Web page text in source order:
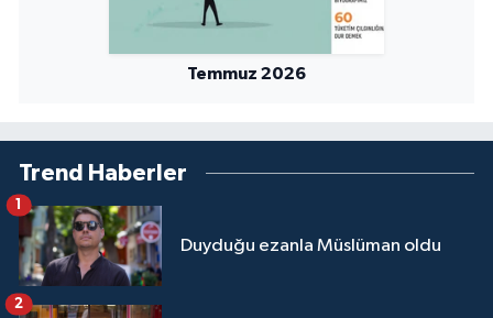
Temmuz 2026
Trend Haberler
Duyduğu ezanla Müslüman oldu
1
2